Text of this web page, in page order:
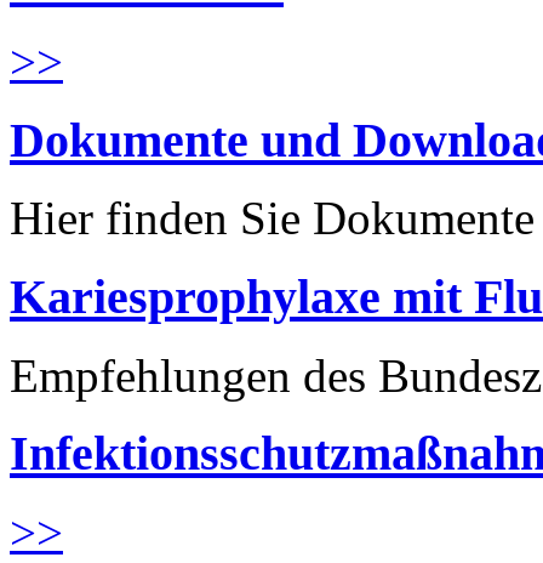
>>
Dokumente und
Hier finden Sie
Kariesprophylaxe mit
Empfehlungen des
>>